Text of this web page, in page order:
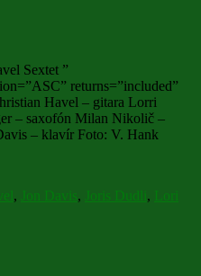
Sextet ”
returns=”included”
Havel – gitara Lorri
– saxofón Milan Nikolič –
– klavír Foto: V. Hank
, Jon Davis, Joris Dudli, Lori